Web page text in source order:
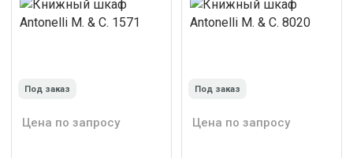
Под заказ
Цена по запросу
Под заказ
Цена по запросу